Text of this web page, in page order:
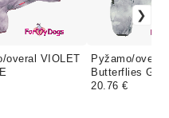
overal VIOLET
Pyžamo/overal
Butterflies
20.76 €